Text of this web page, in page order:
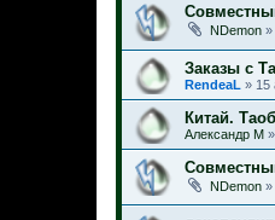
NDemon »
Заказы с
RendeaL » 15
Китай.
Александр М »
NDemon »